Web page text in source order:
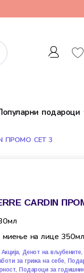
подароци
ПРОМО СЕТ 3
CARDIN
на лице 350мл
Акција, Денот на вљубените,
за грижа на себе,
, Подароци за